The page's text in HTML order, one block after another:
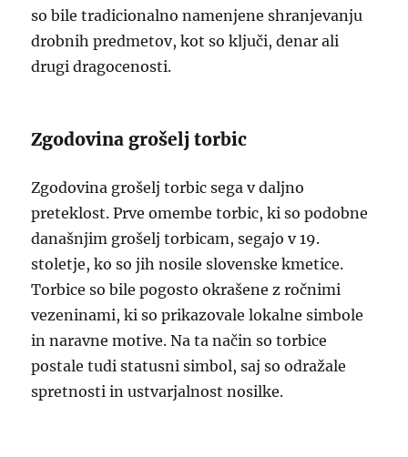
so bile tradicionalno namenjene shranjevanju
drobnih predmetov, kot so ključi, denar ali
drugi dragocenosti.
Zgodovina grošelj torbic
Zgodovina grošelj torbic sega v daljno
preteklost. Prve omembe torbic, ki so podobne
današnjim grošelj torbicam, segajo v 19.
stoletje, ko so jih nosile slovenske kmetice.
Torbice so bile pogosto okrašene z ročnimi
vezeninami, ki so prikazovale lokalne simbole
in naravne motive. Na ta način so torbice
postale tudi statusni simbol, saj so odražale
spretnosti in ustvarjalnost nosilke.